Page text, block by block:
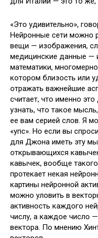
«Это удивительно»,
Нейронные сети можно
вещи — изображения,
медицинские данные —
математики,
котором близость или
отражать важнейшие
считает, что именно
узнать, что такое
ее вам серией слов. Я
«упс». Но если вы
для Джона иметь эту
открывающихся
кавычек, вообще
протекает некая
картины нейронной
можно уловить в
активность каждого
числу, а каждое число
вектора. По мнению